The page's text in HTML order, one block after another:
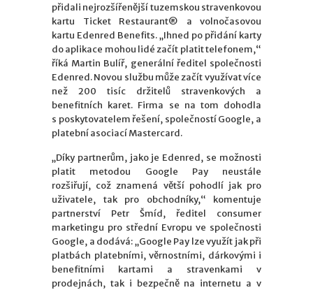
přidali nejrozšířenější tuzemskou stravenkovou
kartu Ticket Restaurant® a volnočasovou
kartu Edenred Benefits. „Ihned po přidání karty
do aplikace mohou lidé začít platit telefonem,“
říká Martin Bulíř, generální ředitel společnosti
Edenred. Novou službu může začít využívat více
než 200 tisíc držitelů stravenkových a
benefitních karet. Firma se na tom dohodla
s poskytovatelem řešení, společností Google, a
platební asociací Mastercard.
„Díky partnerům, jako je Edenred, se možnosti
platit metodou Google Pay neustále
rozšiřují, což znamená větší pohodlí jak pro
uživatele, tak pro obchodníky,“ komentuje
partnerství Petr Šmíd, ředitel consumer
marketingu pro střední Evropu ve společnosti
Google, a dodává: „Google Pay lze využít jak při
platbách platebními, věrnostními, dárkovými i
benefitními kartami a stravenkami v
prodejnách, tak i bezpečně na internetu a v